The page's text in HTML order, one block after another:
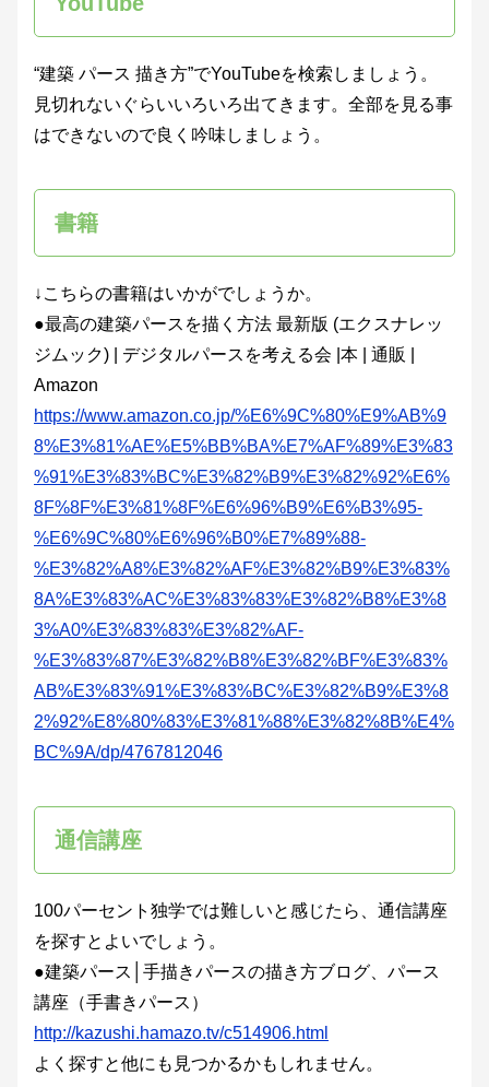
“建築 パース 描き方”でYouTubeを検索しましょう。
見切れないぐらいいろいろ出てきます。全部を見る事
はできないので良く吟味しましょう。
書籍
↓こちらの書籍はいかがでしょうか。
●最高の建築パースを描く方法 最新版 (エクスナレッ
ジムック) | デジタルパースを考える会 |本 | 通販 |
Amazon
https://www.amazon.co.jp/%E6%9C%80%E9%AB%9
8%E3%81%AE%E5%BB%BA%E7%AF%89%E3%83
%91%E3%83%BC%E3%82%B9%E3%82%92%E6%
8F%8F%E3%81%8F%E6%96%B9%E6%B3%95-
%E6%9C%80%E6%96%B0%E7%89%88-
%E3%82%A8%E3%82%AF%E3%82%B9%E3%83%
8A%E3%83%AC%E3%83%83%E3%82%B8%E3%8
3%A0%E3%83%83%E3%82%AF-
%E3%83%87%E3%82%B8%E3%82%BF%E3%83%
AB%E3%83%91%E3%83%BC%E3%82%B9%E3%8
2%92%E8%80%83%E3%81%88%E3%82%8B%E4%
BC%9A/dp/4767812046
通信講座
100パーセント独学では難しいと感じたら、通信講座
を探すとよいでしょう。
●建築パース│手描きパースの描き方ブログ、パース
講座（手書きパース）
http://kazushi.hamazo.tv/c514906.html
よく探すと他にも見つかるかもしれません。